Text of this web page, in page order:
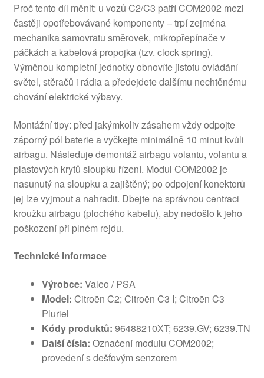
Proč tento díl měnit: u vozů C2/C3 patří COM2002 mezi
častěji opotřebovávané komponenty – trpí zejména
mechanika samovratu směrovek, mikropřepínače v
páčkách a kabelová propojka (tzv. clock spring).
Výměnou kompletní jednotky obnovíte jistotu ovládání
světel, stěračů i rádia a předejdete dalšímu nechtěnému
chování elektrické výbavy.
Montážní tipy: před jakýmkoliv zásahem vždy odpojte
záporný pól baterie a vyčkejte minimálně 10 minut kvůli
airbagu. Následuje demontáž airbagu volantu, volantu a
plastových krytů sloupku řízení. Modul COM2002 je
nasunutý na sloupku a zajištěný; po odpojení konektorů
jej lze vyjmout a nahradit. Dbejte na správnou centraci
kroužku airbagu (plochého kabelu), aby nedošlo k jeho
poškození při plném rejdu.
Technické informace
Výrobce: Valeo / PSA
Model: Citroën C2; Citroën C3 I; Citroën C3
Pluriel
Kódy produktů: 96488210XT; 6239.GV; 6239.TN
Další čísla: Označení modulu COM2002;
provedení s dešťovým senzorem